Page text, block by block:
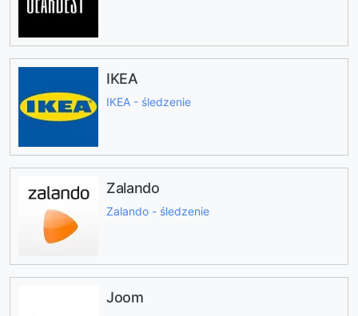
IKEA
IKEA - śledzenie
Zalando
Zalando - śledzenie
Joom